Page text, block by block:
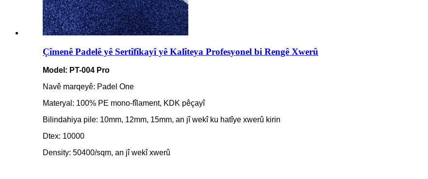
Çîmenê Padelê yê Sertîfîkayî yê Kalîteya Profesyonel bi Rengê Xwerû
Model: PT-004 Pro
Navê marqeyê: Padel One
Materyal: 100% PE mono-fîlament, KDK pêçayî
Bilindahiya pile: 10mm, 12mm, 15mm, an jî wekî ku hatîye xwerû kirin
Dtex: 10000
Density: 50400/sqm, an jî wekî xwerû